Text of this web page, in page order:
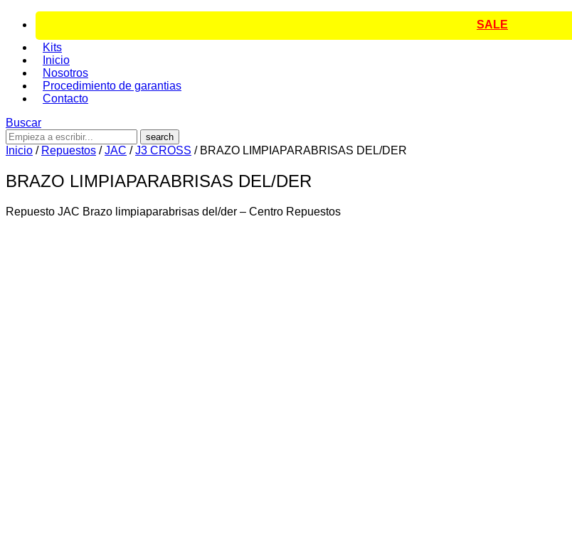
SALE
Kits
Inicio
Nosotros
Procedimiento de garantias
Contacto
Buscar
¿Qué
estás
buscando?
Inicio / Repuestos /JAC /J3 CROSS / BRAZO LIMPIAPARABRISAS DEL/DER
BRAZO LIMPIAPARABRISAS DEL/DER
Repuesto JAC Brazo limpiaparabrisas del/der – Centro Repuestos